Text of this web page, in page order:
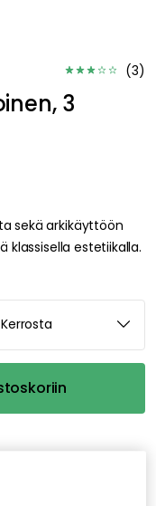
(3)
3
sekä arkikäyttöön
klassisella estetiikalla.